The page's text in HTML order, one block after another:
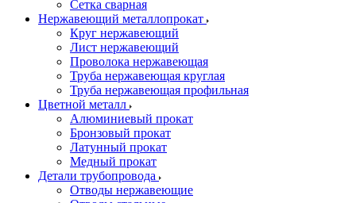
Сетка сварная
Нержавеющий металлопрокат
Круг нержавеющий
Лист нержавеющий
Проволока нержавеющая
Труба нержавеющая круглая
Труба нержавеющая профильная
Цветной металл
Алюминиевый прокат
Бронзовый прокат
Латунный прокат
Медный прокат
Детали трубопровода
Отводы нержавеющие